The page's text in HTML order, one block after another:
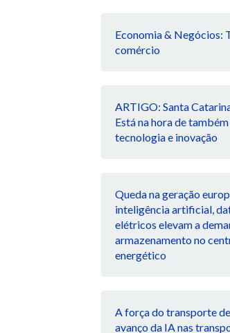
Economia & Negócios:
comércio
ARTIGO: Santa
Está na hora de
tecnologia e inovação
Queda na geração
inteligência artificial,
elétricos elevam a
armazenamento no
energético
A força do transporte
avanço da IA nas